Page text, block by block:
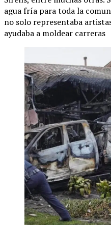
agua fría para toda la
no solo representaba
ayudaba a moldear carreras